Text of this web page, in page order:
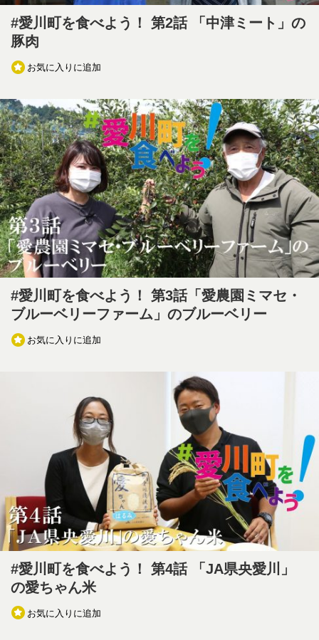
#愛川町を食べよう！ 第2話 「中津ミート」の
豚肉
お気に入りに追加
#愛川町を食べよう！ 第3話「愛農園ミマセ・
ブルーベリーファーム」のブルーベリー
お気に入りに追加
#愛川町を食べよう！ 第4話 「JA県央愛川」
の愛ちゃん米
お気に入りに追加